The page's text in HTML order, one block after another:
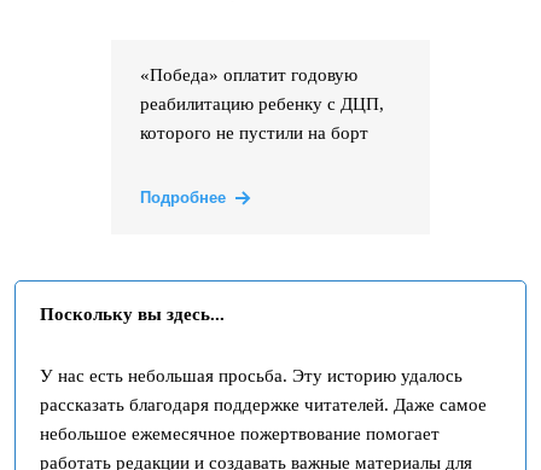
«Победа» оплатит годовую
реабилитацию ребенку с ДЦП,
которого не пустили на борт
Подробнее
Поскольку вы здесь...
У нас есть небольшая просьба. Эту историю удалось
рассказать благодаря поддержке читателей. Даже самое
небольшое ежемесячное пожертвование помогает
работать редакции и создавать важные материалы для